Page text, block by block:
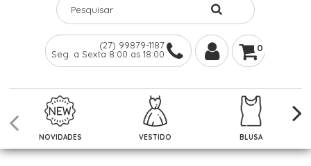
(27) 99879-1187
Seg. a Sexta 8:00 as 18:00
0
NOVIDADES VESTIDO BLUSA